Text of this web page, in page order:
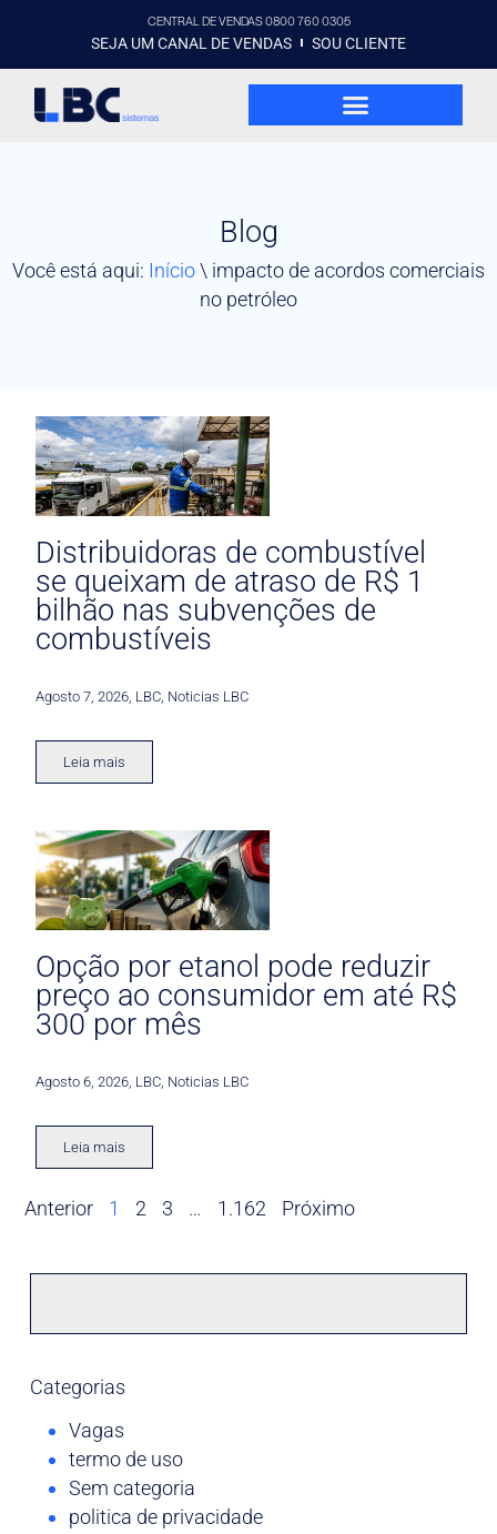
CENTRAL DE VENDAS 0800 760 0305
SEJA UM CANAL DE VENDAS SOU CLIENTE
Blog
Você está aqui: Início\ impacto de acordos comerciais
no petróleo
Distribuidoras de combustível
se queixam de atraso de R$ 1
bilhão nas subvenções de
combustíveis
Agosto 7, 2026 LBC Noticias LBC
Leia mais
Opção por etanol pode reduzir
preço ao consumidor em até R$
300 por mês
Agosto 6, 2026 LBC Noticias LBC
Leia mais
Anterior 1 2 3 … 1.162 Próximo
Categorias
Vagas
termo de uso
Sem categoria
politica de privacidade